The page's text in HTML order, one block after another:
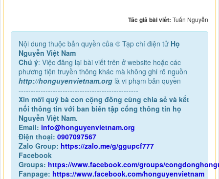
Tác giả bài viết: Tuấn Nguyễn
Nội dung thuộc bản quyền của © Tạp chí điện tử Họ
Nguyễn Việt Nam
Chú ý: Việc đăng lại bài viết trên ở website hoặc các
phương tiện truyền thông khác mà không ghi rõ nguồn
http://honguyenvietnam.org là vi phạm bản quyền
-------------------------------------------------
Xin mời quý bà con cộng đồng cùng chia sẻ và kết
nối thông tin với ban biên tập cổng thông tin họ
Nguyễn Việt Nam.
Email: info@honguyenvietnam.org
Điện thoại: 0907097567
Zalo Group: https://zalo.me/g/ggupcf777
Facebook
Groups: https://www.facebook.com/groups/
Fanpage: https://www.facebook.com/honguyenvietnam